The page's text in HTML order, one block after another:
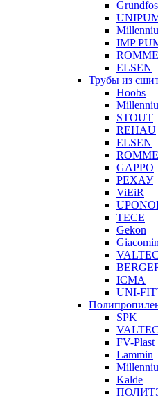
Grundfos
IMP
ELSEN
Трубы из
Hoobs
STOUT
REHAU
ELSEN
GAPPO
РЕХАУ
ViEiR
TECE
Gekon
VALTEC
ICMA
UNI-
SPK
VALTEC
FV-Plast
Lammin
Kalde